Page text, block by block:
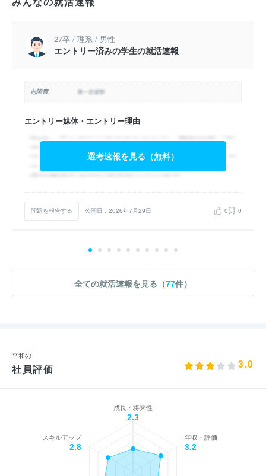
27卒 / 理系 / 男性
エントリー済みの学生の就活速報
志望度
エントリー媒体・エントリー理由
選考速報を見る（無料）
問題を報告する 公開日：2026年7月29日 0 0
全ての就活速報を見る（77件）
平和の
社員評価 3.0
成長・将来性
2.3
年収・評価
3.2
スキルアップ
2.8